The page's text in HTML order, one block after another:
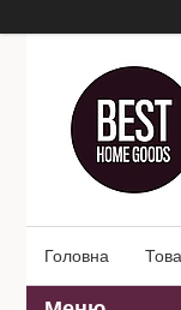
Головна